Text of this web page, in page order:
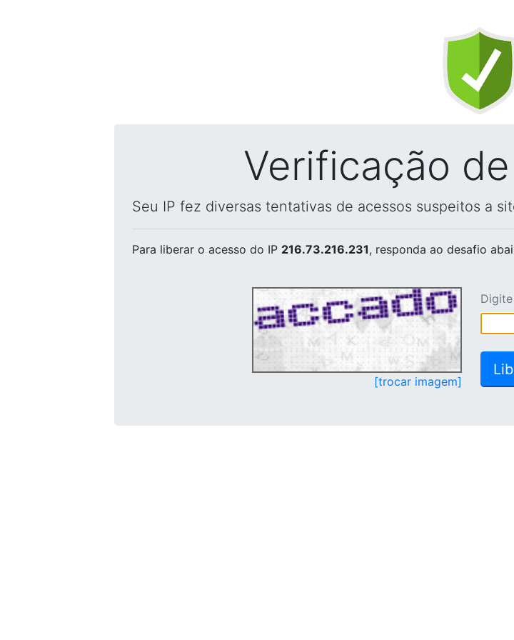
Verificação
Seu IP fez diversas tentativas de acessos suspeitos a
Para liberar o acesso do IP 216.73.216.231, responda ao desafio
[trocar imagem]